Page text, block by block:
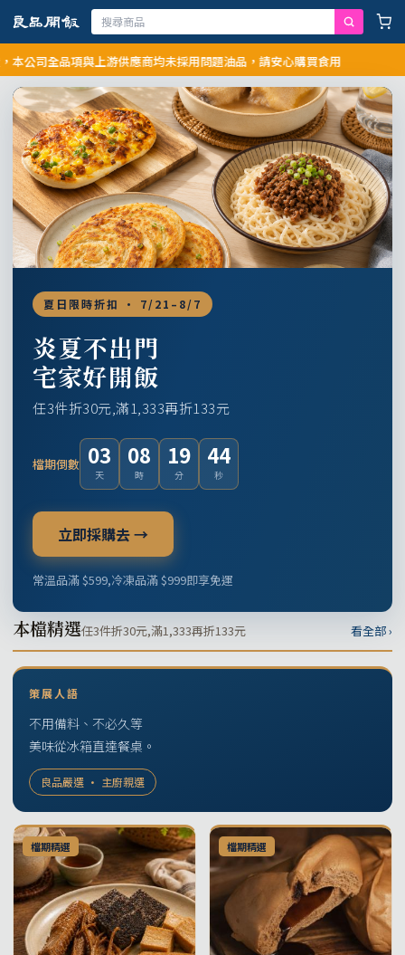
全品項與上游供應商均未採用問題油品，請安心購買食用
夏日限時折扣 · 7/21–8/7
炎夏不出門
宅家好開飯
任3件折30元,滿1,333再折133元
檔期倒數 03
天
08
時
19
分
43
秒
立即採購去 →
常溫品滿 $599,冷凍品滿 $999即享免運
本檔精選任3件折30元,滿1,333再折133元 看全部 ›
策展人語
不用備料、不必久等
美味從冰箱直達餐桌。
良品嚴選 · 主廚親選
檔期精選 檔期精選